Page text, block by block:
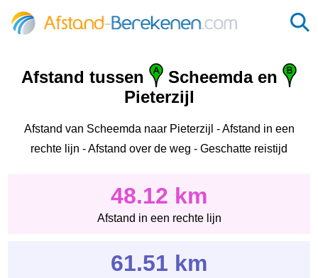
Afstand tussen
Scheemda en
Pieterzijl
Afstand van Scheemda naar Pieterzijl - Afstand in een
rechte lijn - Afstand over de weg - Geschatte reistijd
48.12 km
Afstand in een rechte lijn
61.51 km